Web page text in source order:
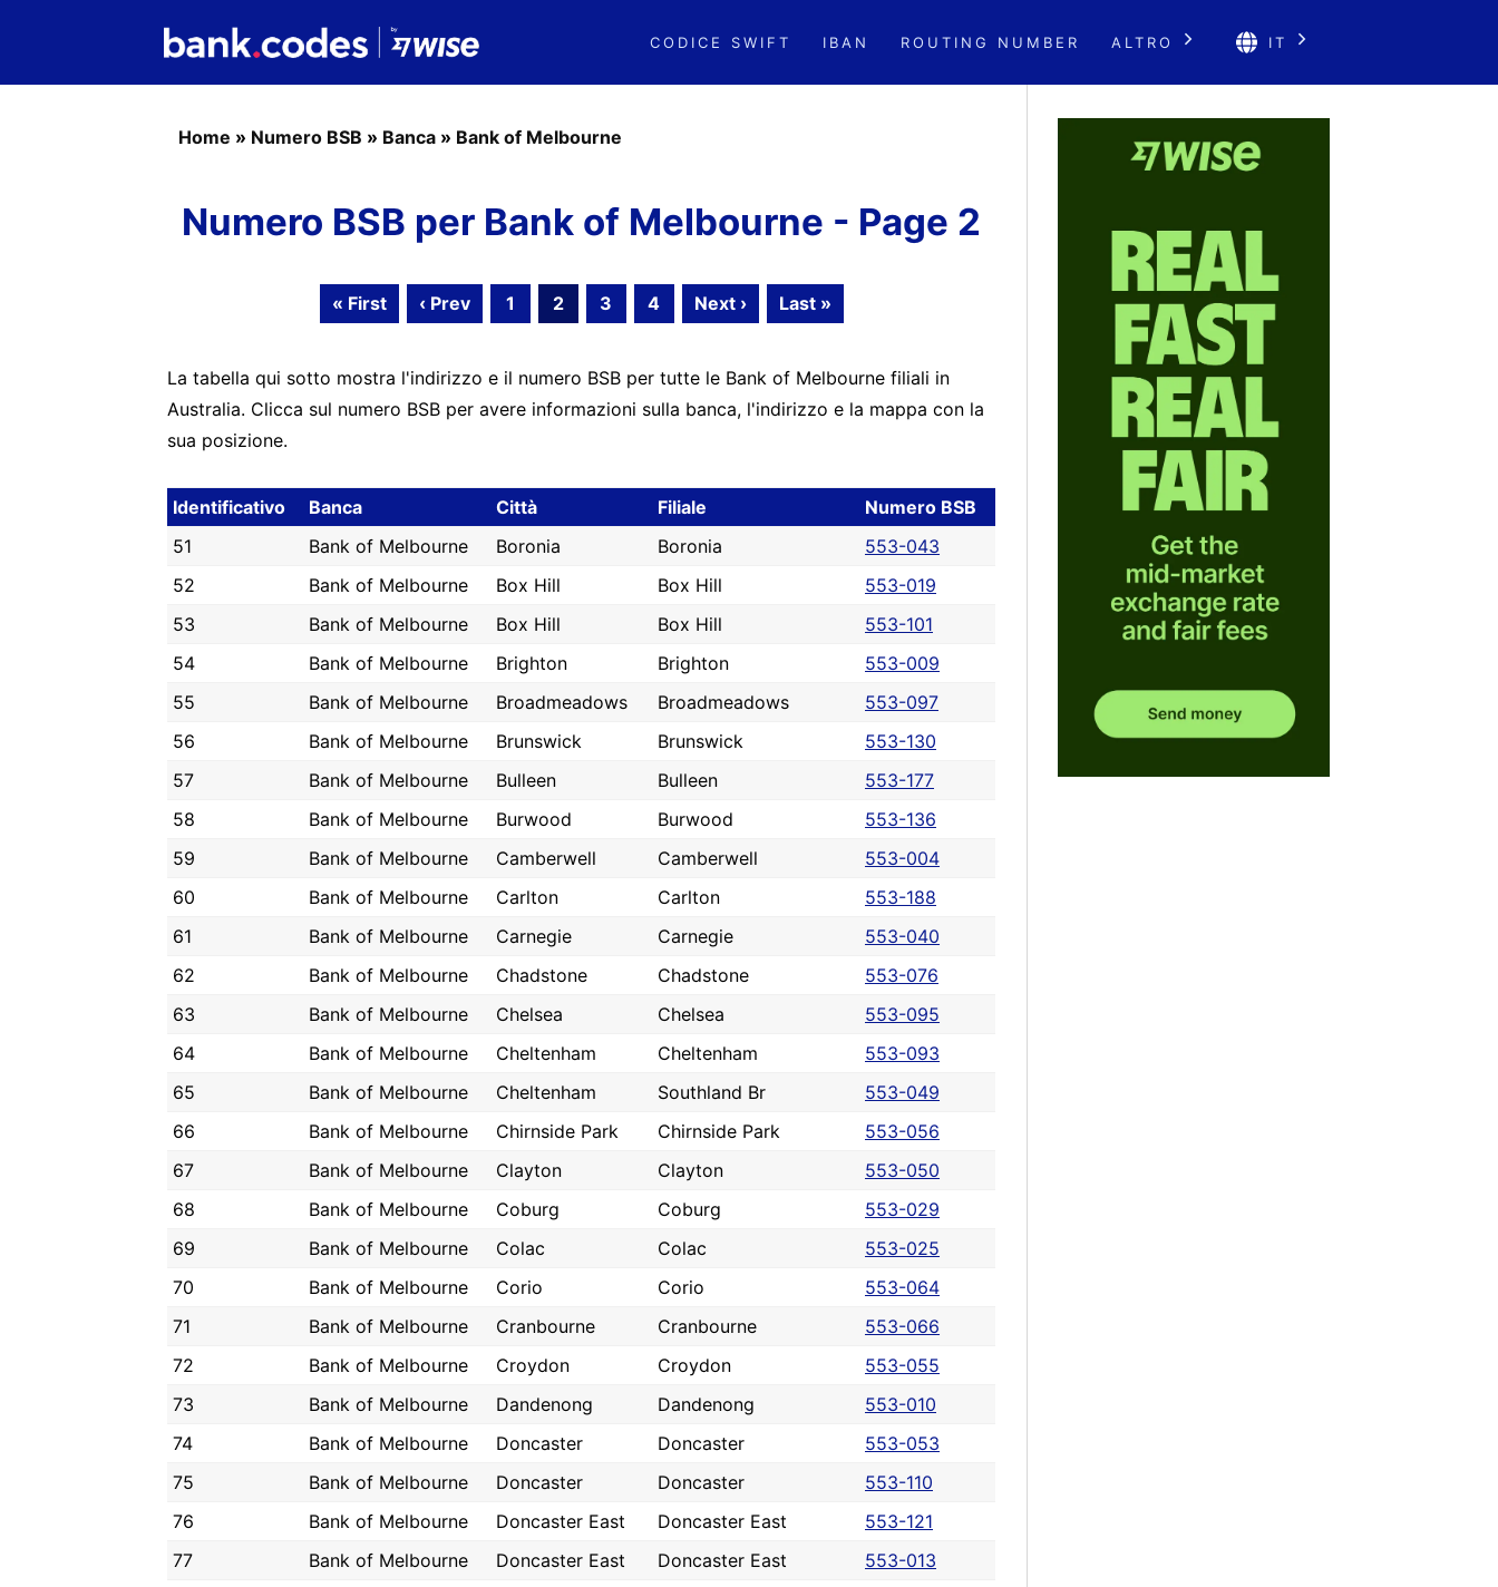
CODICE SWIFT IBAN ROUTING NUMBER ALTRO IT
Home » Numero BSB » Banca » Bank of Melbourne
Numero BSB per Bank of Melbourne - Page 2
« First ‹ Prev 1 2 3 4 Next › Last »
La tabella qui sotto mostra l'indirizzo e il numero BSB per tutte le Bank of Melbourne filiali in
Australia. Clicca sul numero BSB per avere informazioni sulla banca, l'indirizzo e la mappa con la
sua posizione.
Identificativo Banca Città Filiale
Numero BSB
51
Bank of Melbourne Boronia Boronia
553-043
52
Bank of Melbourne Box Hill Box Hill
553-019
53
Bank of Melbourne Box Hill Box Hill
553-101
54
Bank of Melbourne Brighton Brighton
553-009
55
Bank of Melbourne Broadmeadows Broadmeadows
553-097
56
Bank of Melbourne Brunswick Brunswick
553-130
57
Bank of Melbourne Bulleen Bulleen
553-177
58
Bank of Melbourne Burwood Burwood
553-136
59
Bank of Melbourne Camberwell Camberwell
553-004
60
Bank of Melbourne Carlton Carlton
553-188
61
Bank of Melbourne Carnegie Carnegie
553-040
62
Bank of Melbourne Chadstone Chadstone
553-076
63
Bank of Melbourne Chelsea Chelsea
553-095
64
Bank of Melbourne Cheltenham Cheltenham
553-093
65
Bank of Melbourne Cheltenham Southland Br
553-049
66
Bank of Melbourne Chirnside Park Chirnside Park
553-056
67
Bank of Melbourne Clayton Clayton
553-050
68
Bank of Melbourne Coburg Coburg
553-029
69
Bank of Melbourne Colac Colac
553-025
70
Bank of Melbourne Corio Corio
553-064
71
Bank of Melbourne Cranbourne Cranbourne
553-066
72
Bank of Melbourne Croydon Croydon
553-055
73
Bank of Melbourne Dandenong Dandenong
553-010
74
Bank of Melbourne Doncaster Doncaster
553-053
75
Bank of Melbourne Doncaster Doncaster
553-110
76
Bank of Melbourne Doncaster East Doncaster East
553-121
77
Bank of Melbourne Doncaster East Doncaster East
553-013